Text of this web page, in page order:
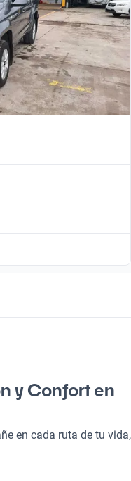
y Confort en
en cada ruta de tu vida,
moderno y